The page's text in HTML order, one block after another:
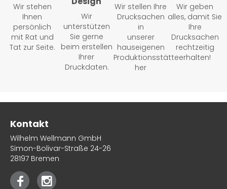
Wir stehen
Ihnen
persönlich
mit Rat und
Tat zur Seite.
Wir
unterstützen
Sie gerne
beim erstellen
Ihrer
Druckdaten.
Wir stellen Ihre
Drucksachen
in
unserer
hauseigenen
Produktionsstätte
her
Wir geben
alles, damit Sie
Ihre
Drucksachen
rechtzeitig
erhalten!
Kontakt
Wilhelm Wellmann GmbH
Simon-Bolivar-Straße 24-26
28197 Bremen